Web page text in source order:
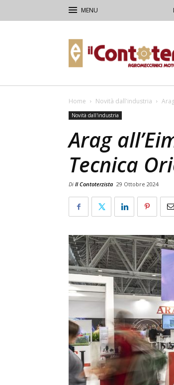
Contoterzista
Home Novità dall'industria
Novità dall'industria
Arag
Tecnica
Di Il Contoterzista 29 Ottobre 2024